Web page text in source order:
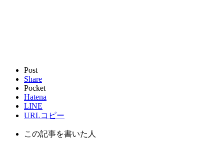
Post
Share
Pocket
Hatena
LINE
URLコピー
この記事を書いた人